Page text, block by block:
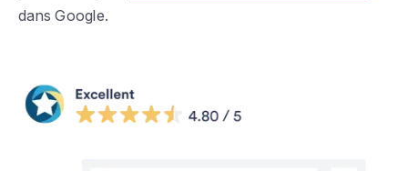
dans Google.